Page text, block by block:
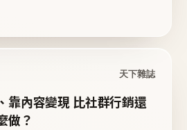
天下雜誌
靠內容變現 比社群行銷還
做？